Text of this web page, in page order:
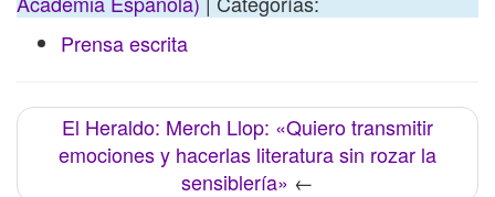
Prensa escrita
El Heraldo: Merch Llop: «Quiero transmitir
emociones y hacerlas literatura sin rozar la
sensiblería» ←